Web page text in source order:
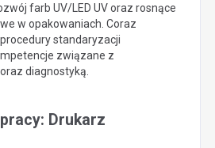
farb UV/LED UV oraz rosnące
w opakowaniach. Coraz
standaryzacji
związane z
diagnostyką.
Drukarz